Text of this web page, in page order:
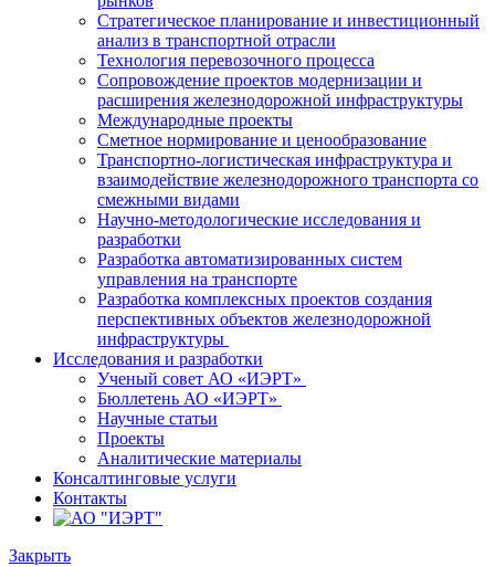
Стратегическое планирование и инвестиционный
анализ в транспортной отрасли
Технология перевозочного процесса
Сопровождение проектов модернизации и
расширения железнодорожной инфраструктуры
Международные проекты
Сметное нормирование и ценообразование
Транспортно-логистическая инфраструктура и
взаимодействие железнодорожного транспорта со
смежными видами
Научно-методологические исследования и
разработки
Разработка автоматизированных систем
управления на транспорте
Разработка комплексных проектов создания
перспективных объектов железнодорожной
инфраструктуры
Исследования и разработки
Ученый совет АО «ИЭРТ»
Бюллетень АО «ИЭРТ»
Научные статьи
Проекты
Аналитические материалы
Консалтинговые услуги
Контакты
Закрыть